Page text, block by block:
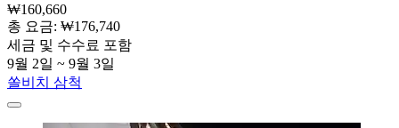
₩160,660
총 요금: ₩176,740
세금 및 수수료 포함
9월 2일 ~ 9월 3일
쏠비치 삼척